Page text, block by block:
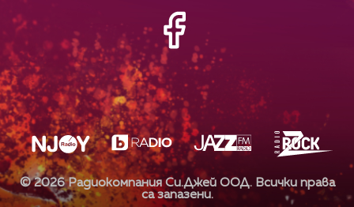
©2026Радиокомпания Си.Джей ООД. Всички права
са запазени.